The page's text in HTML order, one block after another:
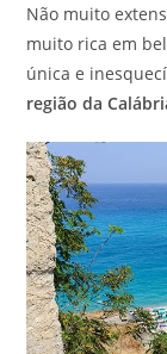
Não muito
muito rica em
única e
região da